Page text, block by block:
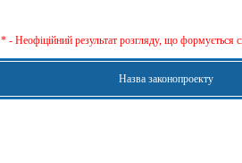
* - Неофіційний результат розгляду, що формується
Назва законопроекту